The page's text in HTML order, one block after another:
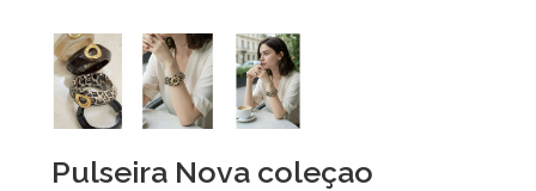
Pulseira Nova coleçao